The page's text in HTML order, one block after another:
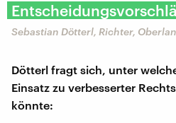
Sebastian Dötterl, Richter,
Dötterl fragt sich, unter
Einsatz zu verbesserter
könnte: